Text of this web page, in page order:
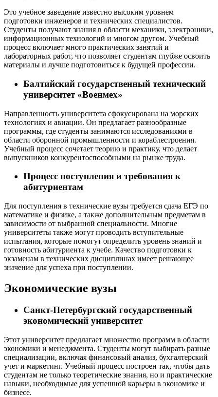
Это учебное заведение известно высоким уровнем
подготовки инженеров и технических специалистов.
Студенты получают знания в области механики, электроники,
информационных технологий и многом другом. Учебный
процесс включает много практических занятий и
лабораторных работ, что позволяет студентам глубже освоить
материалы и лучше подготовиться к будущей профессии.
Балтийский государственный технический
университет «Военмех»
Направленность университета сфокусирована на морских
технологиях и авиации. Он предлагает разнообразные
программы, где студенты занимаются исследованиями в
области оборонной промышленности и кораблестроения.
Учебный процесс сочетает теорию и практику, что делает
выпускников конкурентоспособными на рынке труда.
Процесс поступления и требования к
абитуриентам
Для поступления в технические вузы требуется сдача ЕГЭ по
математике и физике, а также дополнительным предметам в
зависимости от выбранной специальности. Многие
университеты также могут проводить вступительные
испытания, которые помогут определить уровень знаний и
готовность абитуриента к учебе. Качество подготовки к
экзаменам в технических дисциплинах имеет решающее
значение для успеха при поступлении.
Экономические вузы
Санкт-Петербургский государственный
экономический университет
Этот университет предлагает множество программ в области
экономики и менеджмента. Студенты могут выбирать разные
специализации, включая финансовый анализ, бухгалтерский
учет и маркетинг. Учебный процесс построен так, чтобы дать
студентам не только теоретические знания, но и практические
навыки, необходимые для успешной карьеры в экономике и
бизнесе.